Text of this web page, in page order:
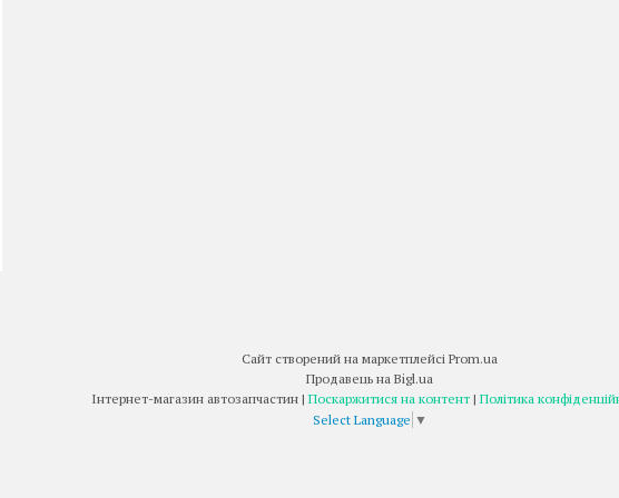
Сайт створений на маркетплейсі Prom.ua
Продавець на Bigl.ua
Інтернет-магазин автозапчастин | Поскаржитися на контент | Політика
Select Language ▼